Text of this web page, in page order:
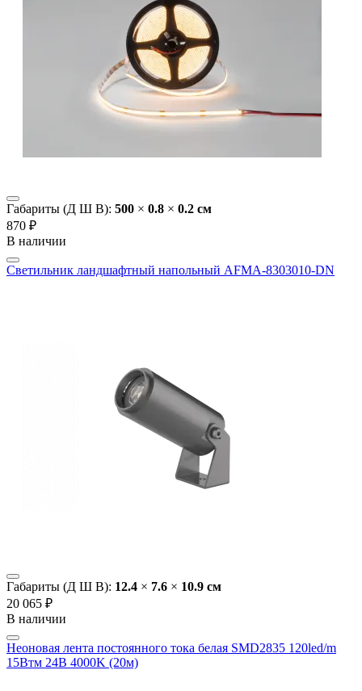
Габариты (Д Ш В): 500 × 0.8 × 0.2 cм
870 ₽
В наличии
Светильник ландшафтный напольный AFMA-8303010-DN
Габариты (Д Ш В): 12.4 × 7.6 × 10.9 cм
20 065 ₽
В наличии
Неоновая лента постоянного тока белая SMD2835 120led/m
15Втм 24В 4000K (20м)